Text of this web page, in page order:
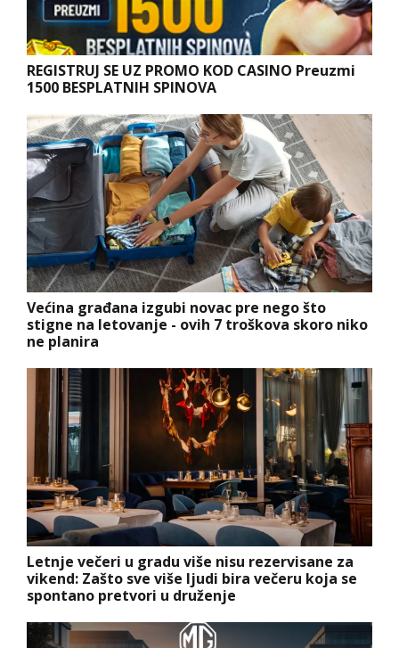
REGISTRUJ SE UZ PROMO KOD CASINO Preuzmi
1500 BESPLATNIH SPINOVA
Većina građana izgubi novac pre nego što
stigne na letovanje - ovih 7 troškova skoro niko
ne planira
Letnje večeri u gradu više nisu rezervisane za
vikend: Zašto sve više ljudi bira večeru koja se
spontano pretvori u druženje